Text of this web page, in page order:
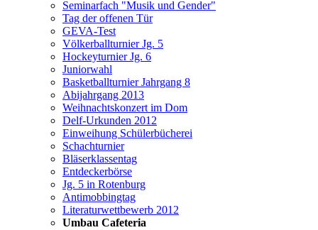
Seminarfach "Musik und Gender"
Tag der offenen Tür
GEVA-Test
Völkerballturnier Jg. 5
Hockeyturnier Jg. 6
Juniorwahl
Basketballturnier Jahrgang 8
Abijahrgang 2013
Weihnachtskonzert im Dom
Delf-Urkunden 2012
Einweihung Schülerbücherei
Schachturnier
Bläserklassentag
Entdeckerbörse
Jg. 5 in Rotenburg
Antimobbingtag
Literaturwettbewerb 2012
Umbau Cafeteria